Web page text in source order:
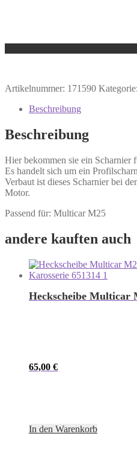
Artikelnummer: 171590 Kategorie:
Beschreibung
Beschreibung
Hier bekommen sie ein Scharnier
Es handelt sich um ein
Verbaut ist dieses Scharnier bei
Motor.
Passend für: Multicar M25
andere kauften auch
Heckscheibe Multicar
65,00 €
In den Warenkorb